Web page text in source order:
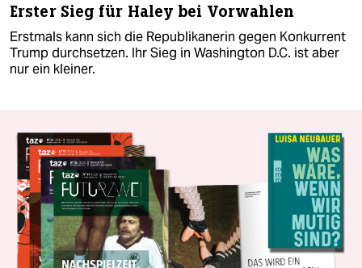
Erster Sieg für Haley bei Vorwahlen
Erstmals kann sich die Republikanerin gegen Konkurrent
Trump durchsetzen. Ihr Sieg in Washington D.C. ist aber
nur ein kleiner.